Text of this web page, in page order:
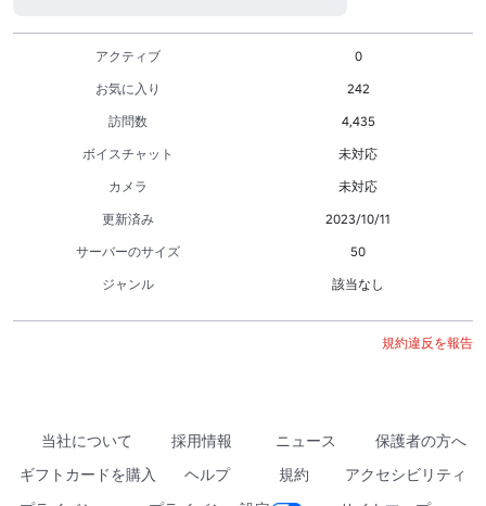
アクティブ
0
お気に入り
242
訪問数
4,435
ボイスチャット
未対応
カメラ
未対応
更新済み
2023/10/11
サーバーのサイズ
50
ジャンル
該当なし
規約違反を報告
当社について 採用情報 ニュース
保護者の方へ
ギフトカードを購入
ヘルプ 規約
アクセシビリティ